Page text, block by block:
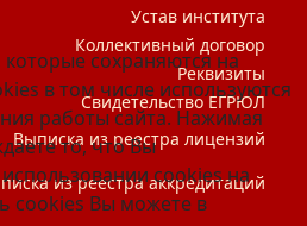
Устав института
Коллективный договор
Реквизиты
Свидетельство ЕГРЮЛ
Выписка из реестра лицензий
из реестра аккредитаций
сохраняются на
в том числе используются
работы сайта. Нажимая
то, что Вы
cookies на
cookies Вы можете в